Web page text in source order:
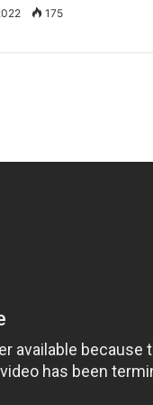
175